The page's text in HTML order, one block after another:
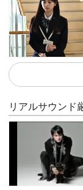
リアルサウンド